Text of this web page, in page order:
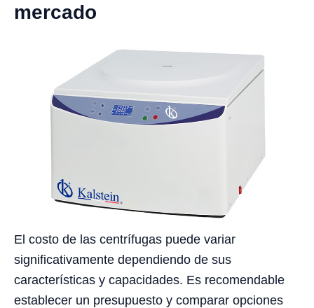
mercado
El costo de las centrífugas puede variar
significativamente dependiendo de sus
características y capacidades. Es recomendable
establecer un presupuesto y comparar opciones